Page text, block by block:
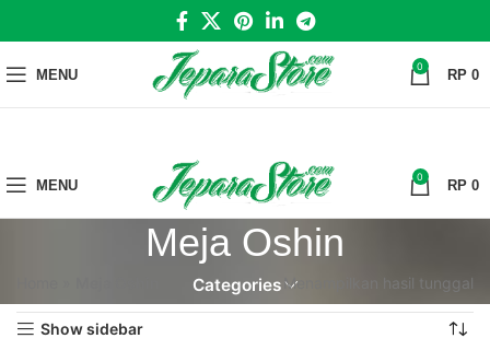
MENU 0 RP 0
MENU 0 RP 0
Meja Oshin
Categories Menampilkan hasil tunggal
Show sidebar